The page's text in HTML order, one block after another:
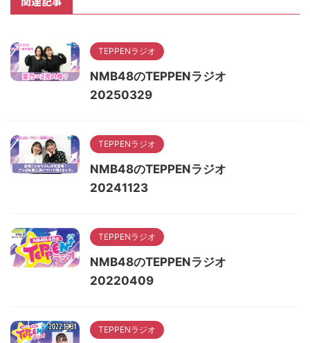
TEPPENラジオ
NMB48のTEPPENラジオ
20250329
TEPPENラジオ
NMB48のTEPPENラジオ
20241123
TEPPENラジオ
NMB48のTEPPENラジオ
20220409
TEPPENラジオ